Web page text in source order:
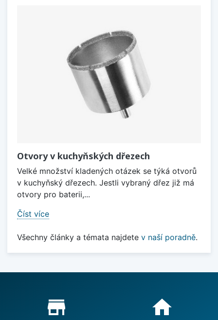
Otvory v kuchyňských dřezech
Velké množství kladených otázek se týká otvorů
v kuchyňský dřezech. Jestli vybraný dřez již má
otvory pro baterii,...
Číst více
Všechny články a témata najdete v naší poradně.
Proč nakupovat u nás?
store_mall_directory home